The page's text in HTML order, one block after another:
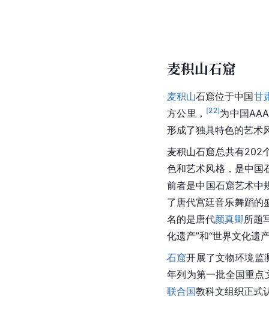
麦积山石窟
麦积山石窟位于中国甘
方公里， [22]为中国
形成了独具特色的艺术
麦积山石窟总共有202
色和艺术风格，是中国
前者是中国石窟艺术中
了唐代宫廷音乐舞蹈的
名的是唐代颜真卿所题
化遗产”和“世界文化遗
石窟开展了文物环境监
年列为第一批全国重点
联合国教科文组织正式